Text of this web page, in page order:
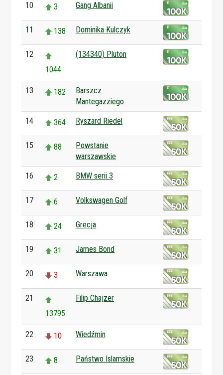
10 3 Gang Albanii
11 138 Dominika Kulczyk
12
1044
(134340) Pluton
13 182
Barszcz
Mantegazziego
14 364 Ryszard Riedel
15 88
Powstanie
warszawskie
16 2 BMW serii 3
17 6 Volkswagen Golf
18 24 Grecja
19 31 James Bond
20 3 Warszawa
21
13795
Filip Chajzer
22 10 Wiedźmin
23 8 Państwo Islamskie